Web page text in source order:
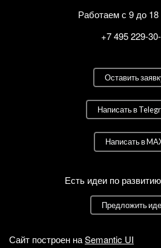
Работаем с 9 до
+7 495 229-
Оставить
Написать в
Написать в
Есть идеи по
Предложить
Сайт построен наSemantic UI